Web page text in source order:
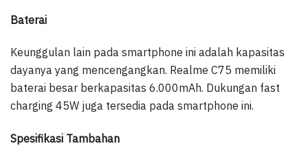
Baterai
Keunggulan lain pada smartphone ini adalah kapasitas
dayanya yang mencengangkan. Realme C75 memiliki
baterai besar berkapasitas 6.000mAh. Dukungan fast
charging 45W juga tersedia pada smartphone ini.
Spesifikasi Tambahan